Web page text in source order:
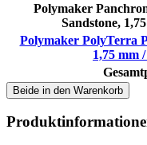
Polymaker
Sandstone,
Polymaker PolyTerra
1,75 mm
Beide in den Warenkorb